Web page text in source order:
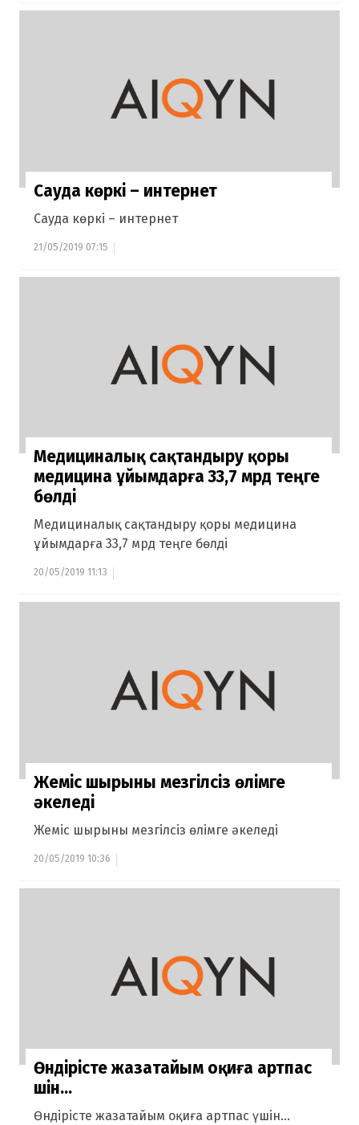
Сауда көркі – интернет
Сауда көркі – интернет
21/05/2019 07:15
Медициналық сақтандыру қоры
медицина ұйымдарға 33,7 мрд теңге
бөлді
Медициналық сақтандыру қоры медицина
ұйымдарға 33,7 мрд теңге бөлді
20/05/2019 11:13
Жеміс шырыны мезгілсіз өлімге
әкеледі
Жеміс шырыны мезгілсіз өлімге әкеледі
20/05/2019 10:36
Өндірісте жазатайым оқиға артпас
үшін...
Өндірісте жазатайым оқиға артпас үшін...